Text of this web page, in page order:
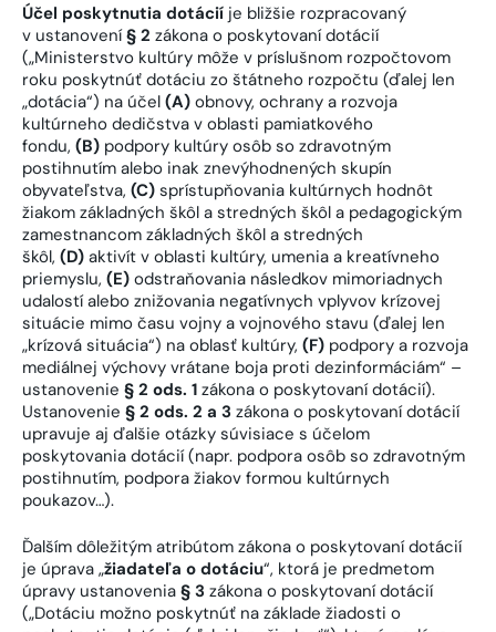
Účel poskytnutia dotácií je bližšie rozpracovaný
v ustanovení§ 2 zákona o poskytovaní dotácií
(„Ministerstvo kultúry môže v príslušnom rozpočtovom
roku poskytnúť dotáciu zo štátneho rozpočtu (ďalej len
„dotácia“) na účel (A) obnovy, ochrany a rozvoja
kultúrneho dedičstva v oblasti pamiatkového
fondu, (B) podpory kultúry osôb so zdravotným
postihnutím alebo inak znevýhodnených skupín
obyvateľstva, (C) sprístupňovania kultúrnych hodnôt
žiakom základných škôl a stredných škôl a pedagogickým
zamestnancom základných škôl a stredných
škôl, (D) aktivít v oblasti kultúry, umenia a kreatívneho
priemyslu, (E) odstraňovania následkov mimoriadnych
udalostí alebo znižovania negatívnych vplyvov krízovej
situácie mimo času vojny a vojnového stavu (ďalej len
„krízová situácia“) na oblasť kultúry, (F) podpory a rozvoja
mediálnej výchovy vrátane boja proti dezinformáciám“ –
ustanovenie § 2 ods. 1 zákona o poskytovaní dotácií).
Ustanovenie § 2 ods. 2 a 3 zákona o poskytovaní dotácií
upravuje aj ďalšie otázky súvisiace s účelom
poskytovania dotácií (napr. podpora osôb so zdravotným
postihnutím, podpora žiakov formou kultúrnych
poukazov…).
Ďalším dôležitým atribútom zákona o poskytovaní dotácií
je úprava „žiadateľa o dotáciu“, ktorá je predmetom
úpravy ustanovenia § 3 zákona o poskytovaní dotácií
(„Dotáciu možno poskytnúť na základe žiadosti o